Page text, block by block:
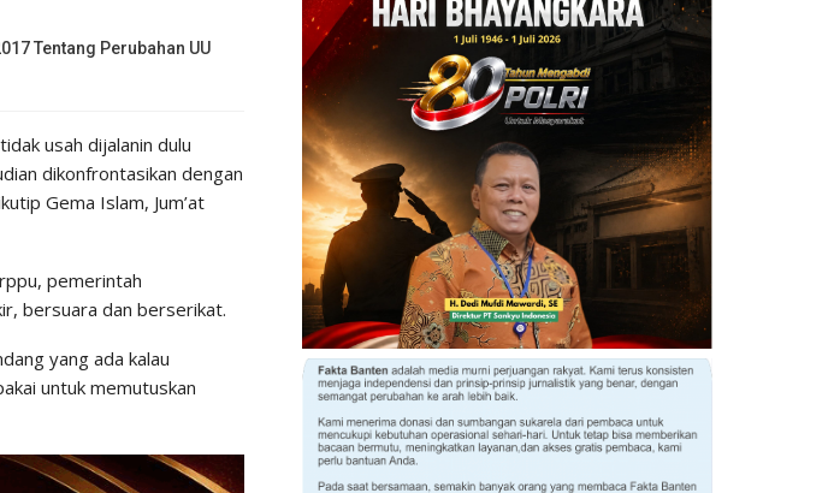
Tentang Perubahan UU
usah dijalanin dulu
dikonfrontasikan dengan
Gema Islam, Jum’at
pemerintah
bersuara dan berserikat.
yang ada kalau
untuk memutuskan